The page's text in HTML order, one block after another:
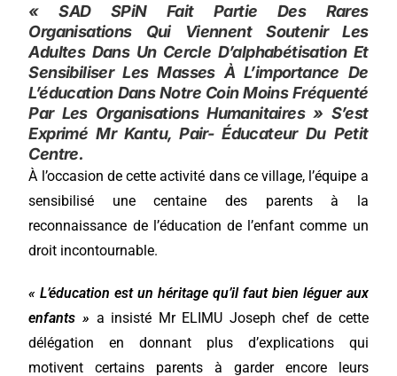
« SAD SPiN Fait Partie Des Rares
Organisations Qui Viennent Soutenir Les
Adultes Dans Un Cercle D’alphabétisation Et
Sensibiliser Les Masses À L’importance De
L’éducation Dans Notre Coin Moins Fréquenté
Par Les Organisations Humanitaires » S’est
Exprimé Mr Kantu, Pair- Éducateur Du Petit
Centre.
À l’occasion de cette activité dans ce village, l’équipe a
sensibilisé une centaine des parents à la
reconnaissance de l’éducation de l’enfant comme un
droit incontournable.
« L’éducation est un héritage qu’il faut bien léguer aux
enfants » a insisté Mr ELIMU Joseph chef de cette
délégation en donnant plus d’explications qui
motivent certains parents à garder encore leurs